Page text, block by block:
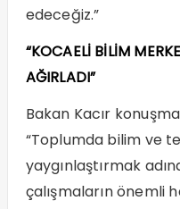
edeceğiz.”
“KOCAELİ BİLİM
AĞIRLADI”
Bakan Kacır
“Toplumda bilim ve
yaygınlaştırmak
çalışmaların önemli